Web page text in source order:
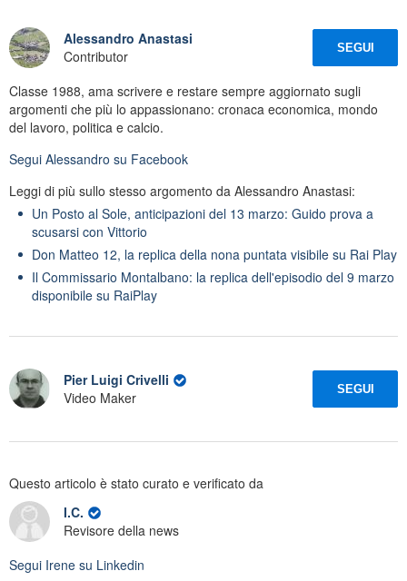
Alessandro Anastasi
Contributor
SEGUI
Classe 1988, ama scrivere e restare sempre aggiornato sugli
argomenti che più lo appassionano: cronaca economica, mondo
del lavoro, politica e calcio.
Segui Alessandro su Facebook
Leggi di più sullo stesso argomento da Alessandro Anastasi:
Un Posto al Sole, anticipazioni del 13 marzo: Guido prova a
scusarsi con Vittorio
Don Matteo 12, la replica della nona puntata visibile su Rai Play
Il Commissario Montalbano: la replica dell'episodio del 9 marzo
disponibile su RaiPlay
Pier Luigi Crivelli
Video Maker
SEGUI
Questo articolo è stato curato e verificato da
I.C.
Revisore della news
Segui Irene su Linkedin